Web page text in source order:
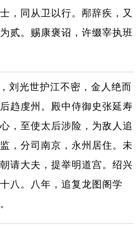
，同从卫以行。邴辞疾，又
贰。赐康褒诏，许缀宰执班
刘光世护江不密，金人绝而
趋虔州。殿中侍御史张延寿
，至使太后涉险，为敌人追
，分司南京，永州居住。未
请大夫，提举明道宫。绍兴
八。八年，追复龙图阁学